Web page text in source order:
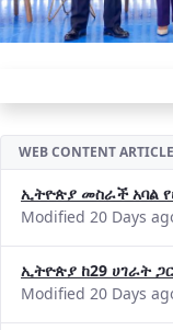
WEB CONTENT ARTICLE
ኢትዮጵያ መስራች አባል
Modified 20 Days
ኢትዮጵያ ከ29 ሀገራት
Modified 20 Days